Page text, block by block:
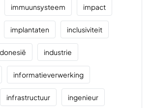
immuunsysteem impact
implantaten inclusiviteit
industrie
informatieverwerking
infrastructuur ingenieur